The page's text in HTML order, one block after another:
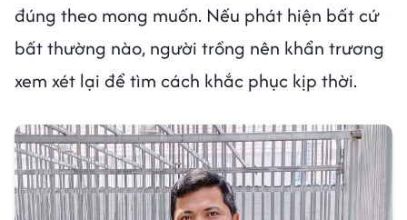
đúng theo mong muốn. Nếu phát hiện bất cứ
bất thường nào, người trồng nên khẩn trương
xem xét lại để tìm cách khắc phục kịp thời.